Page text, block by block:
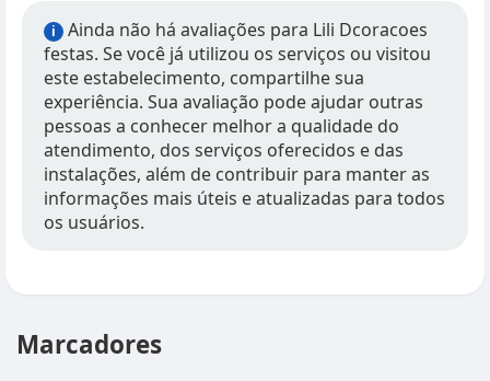
i
Ainda não há avaliações para Lili Dcoracoes
festas. Se você já utilizou os serviços ou visitou
este estabelecimento, compartilhe sua
experiência. Sua avaliação pode ajudar outras
pessoas a conhecer melhor a qualidade do
atendimento, dos serviços oferecidos e das
instalações, além de contribuir para manter as
informações mais úteis e atualizadas para todos
os usuários.
Marcadores